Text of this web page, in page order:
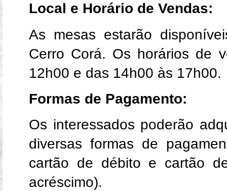
Local e Horário de Vendas:
As mesas estarão
Cerro Corá. Os horários de
12h00 e das 14h00 às 17h00.
Formas de Pagamento:
Os interessados poderão
diversas formas de
cartão de débito e cartão
acréscimo).